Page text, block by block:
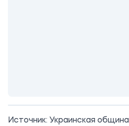
Источник: Украинская община